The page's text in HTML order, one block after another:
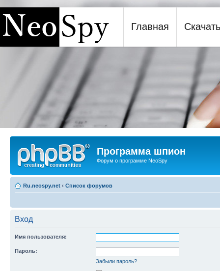
Программа шпион NeoSpy
Главная Скачать
Программа шпион
Форум о программе NeoSpy
Ru.neospy.net ‹ Список форумов
Вход
Имя пользователя:
Пароль:
Забыли пароль?